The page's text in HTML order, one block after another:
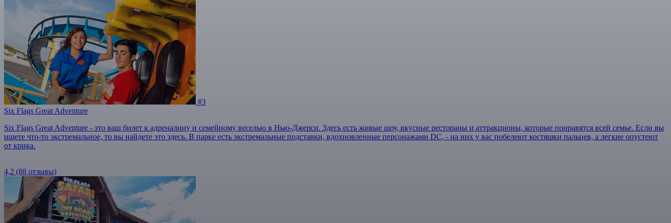
#3
Six Flags Great Adventure
Six Flags Great Adventure - это ваш билет к адреналину и семейному веселью в Нью-Джерси. Здесь есть живые шоу, вкусные рестораны и аттракционы, которые понравятся всей семье. Если вы
ищете что-то экстремальное, то вы найдете это здесь. В парке есть экстремальные подставки, вдохновленные персонажами DC, - на них у вас побелеют костяшки пальцев, а легкие опустеют
от крика.
4,2 (88 отзывы)